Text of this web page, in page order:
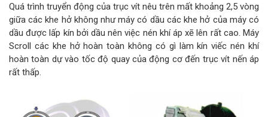
Quá trình truyển động của trục vít nêu trên mất khoảng 2,5 vòng
giữa các khe hở không như máy có dầu các khe hở của máy có
dầu được lấp kín bởi dầu nên việc nén khí áp xẽ lên rất cao. Máy
Scroll các khe hở hoàn toàn không có gì làm kín viếc nén khí
hoàn toàn dự vào tốc độ quay của động cơ đến trục vít nến áp
rất thấp.